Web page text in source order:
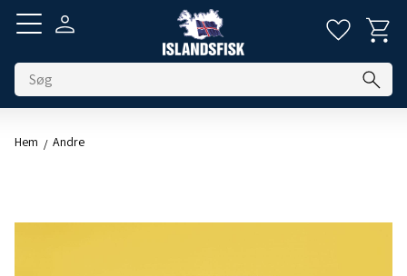
Hem Andre